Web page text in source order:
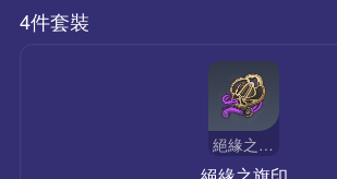
4件套裝
絕緣之旗印